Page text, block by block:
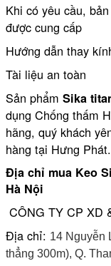
Khi có yêu cầu,
được cung cấp
Hướng dẫn thay
Tài liệu an toàn
Sản phẩm Sika
dụng Chống thấm
hãng, quý khách
hàng tại Hưng Phát.
Địa chỉ mua Keo
Hà Nội
CÔNG TY CP XD
Địa chỉ: 14 Nguyễn
thẳng 300m), Q.